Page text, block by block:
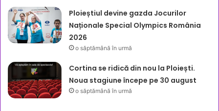
Ploieștiul devine gazda Jocurilor
Naționale Special Olympics România
2026
o săptămână în urmă
Cortina se ridică din nou la Ploiești.
Noua stagiune începe pe 30 august
o săptămână în urmă